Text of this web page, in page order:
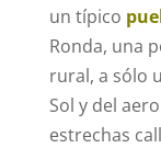
un típico
Ronda, una
rural, a sólo
Sol y del
estrechas